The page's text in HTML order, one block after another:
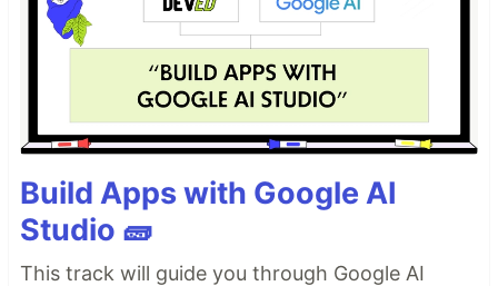
Build Apps with Google AI
Studio 🧱
This track will guide you through Google AI